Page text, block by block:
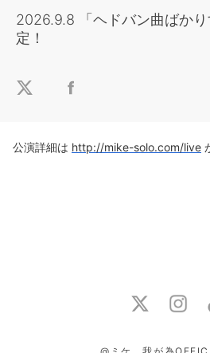
2026.9.8 「ヘドバン曲ばか
定！
公演詳細は http://mike-solo.com/live